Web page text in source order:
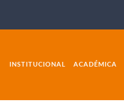
INSTITUCIONAL ACADÉMICA